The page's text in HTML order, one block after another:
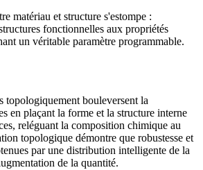
matériau et structure s'estompe :
fonctionnelles aux propriétés
un véritable paramètre programmable.
topologiquement bouleversent la
en plaçant la forme et la structure interne
reléguant la composition chimique au
topologique démontre que robustesse et
par une distribution intelligente de la
de la quantité.